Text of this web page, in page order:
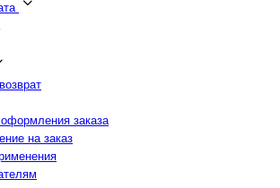
заказа
на заказ